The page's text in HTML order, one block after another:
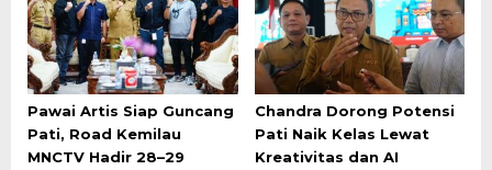
Pawai Artis Siap Guncang
Pati, Road Kemilau
MNCTV Hadir 28–29
Chandra Dorong Potensi
Pati Naik Kelas Lewat
Kreativitas dan AI